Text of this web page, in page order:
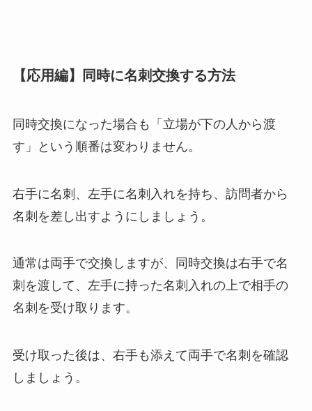
【応用編】同時に名刺交換する方法
同時交換になった場合も「立場が下の人から渡
す」という順番は変わりません。
右手に名刺、左手に名刺入れを持ち、訪問者から
名刺を差し出すようにしましょう。
通常は両手で交換しますが、同時交換は右手で名
刺を渡して、左手に持った名刺入れの上で相手の
名刺を受け取ります。
受け取った後は、右手も添えて両手で名刺を確認
しましょう。